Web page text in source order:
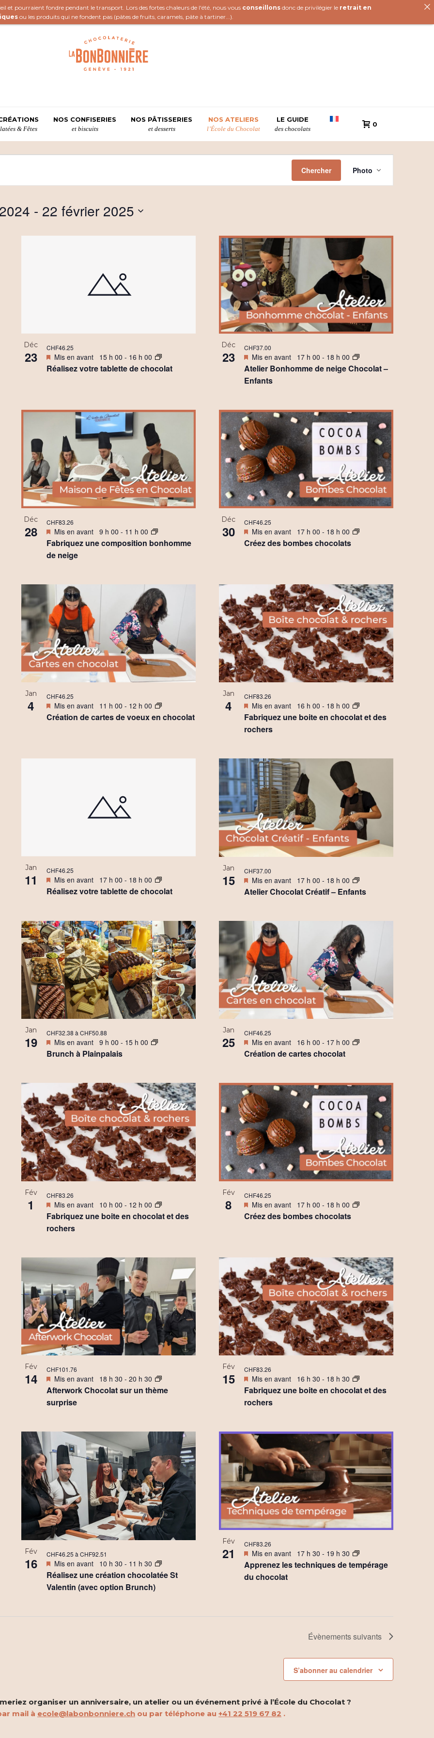
& Fêtes
NOS CONFISERIES
et biscuits
NOS PÂTISSERIES
et desserts
NOS ATELIERS
l’École du Chocolat
LE GUIDE
des chocolats
0
Chercher
a
g
t
i
o
n
d
v
e
s
É
v
è
n
e
t
Photo
- 22 février 2025
Déc
23
Réalisez votre tablette de chocolat
Mis en avant 15 h 00 - 16 h 00
CHF46.25 Déc
23
Atelier Bonhomme de neige Chocolat –
Enfants
Mis en avant 17 h 00 - 18 h 00
CHF37.00
Déc
28
Fabriquez une composition bonhomme
de neige
Mis en avant 9 h 00 - 11 h 00
CHF83.26 Déc
30
Créez des bombes chocolats
Mis en avant 17 h 00 - 18 h 00
CHF46.25
Jan
4
Création de cartes de voeux en chocolat
Mis en avant 11 h 00 - 12 h 00
CHF46.25 Jan
4
Fabriquez une boite en chocolat et des
rochers
Mis en avant 16 h 00 - 18 h 00
CHF83.26
Jan
11
Réalisez votre tablette de chocolat
Mis en avant 17 h 00 - 18 h 00
CHF46.25 Jan
15
Atelier Chocolat Créatif – Enfants
Mis en avant 17 h 00 - 18 h 00
CHF37.00
Jan
19
Brunch à Plainpalais
Mis en avant 9 h 00 - 15 h 00
CHF32.38 à CHF50.88 Jan
25
Création de cartes chocolat
Mis en avant 16 h 00 - 17 h 00
CHF46.25
Fév
1
Fabriquez une boite en chocolat et des
rochers
Mis en avant 10 h 00 - 12 h 00
CHF83.26 Fév
8
Créez des bombes chocolats
Mis en avant 17 h 00 - 18 h 00
CHF46.25
Fév
14
Afterwork Chocolat sur un thème
surprise
Mis en avant 18 h 30 - 20 h 30
CHF101.76 Fév
15
Fabriquez une boite en chocolat et des
rochers
Mis en avant 16 h 30 - 18 h 30
CHF83.26
Fév
16
Réalisez une création chocolatée St
Valentin (avec option Brunch)
Mis en avant 10 h 30 - 11 h 30
CHF46.25 à CHF92.51
Fév
21
Apprenez les techniques de tempérage
du chocolat
Mis en avant 17 h 30 - 19 h 30
CHF83.26
Évènementssuivants
S’abonner au calendrier
organiser un anniversaire, un atelier ou un événement privé à l’École du Chocolat ?
mail à ecole@labonbonniere.ch ou par téléphone au +41 22 519 67 82 .
et pourraient fondre pendant le transport. Lors des fortes chaleurs de l'été, nous vous conseillons donc de privilégier le retrait en
ou les produits qui ne fondent pas (pâtes de fruits, caramels, pâte à tartiner...).